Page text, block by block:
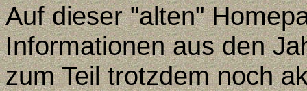
Auf dieser "alten"
Informationen aus den
zum Teil trotzdem noch